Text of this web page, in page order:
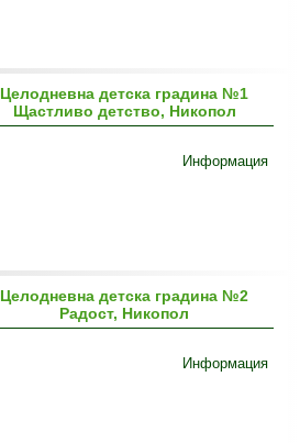
Целодневна детска градина №1
Щастливо детство, Никопол
Информация
Целодневна детска градина №2
Радост, Никопол
Информация